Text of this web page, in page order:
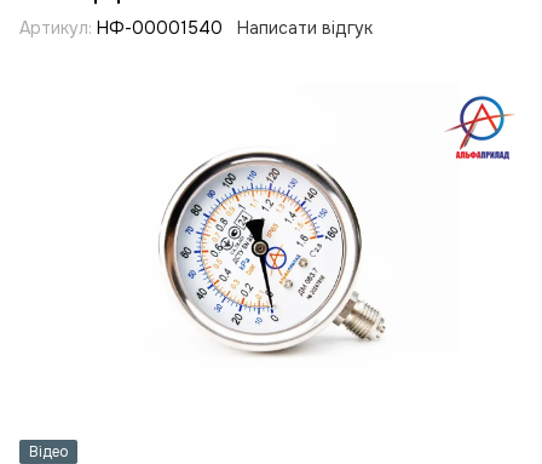
Артикул: НФ-00001540 Написати відгук
Відео